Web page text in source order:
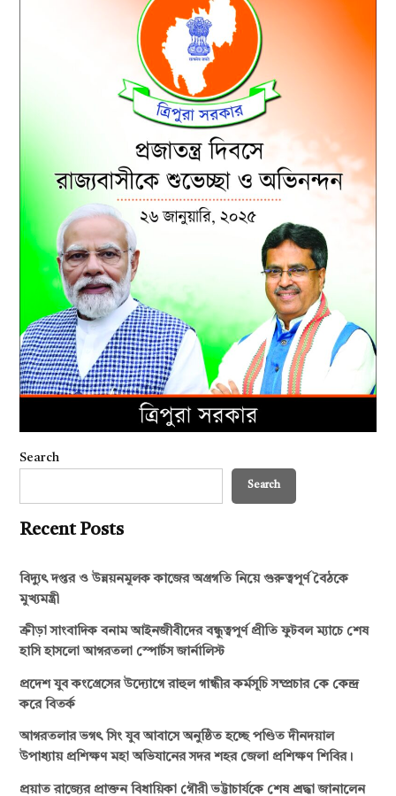
Search
Search
Recent Posts
বিদ্যুৎ দপ্তর ও উন্নয়নমূলক কাজের অগ্রগতি নিয়ে গুরুত্বপূর্ণ বৈঠকে
মুখ্যমন্ত্রী
ক্রীড়া সাংবাদিক বনাম আইনজীবীদের বন্ধুত্বপূর্ণ প্রীতি ফুটবল ম্যাচে শেষ
হাসি হাসলো আগরতলা স্পোর্টস জার্নালিস্ট
প্রদেশ যুব কংগ্রেসের উদ্যোগে রাহুল গান্ধীর কর্মসূচি সম্প্রচার কে কেন্দ্র
করে বিতর্ক
আগরতলার ভগৎ সিং যুব আবাসে অনুষ্ঠিত হচ্ছে পণ্ডিত দীনদয়াল
উপাধ্যায় প্রশিক্ষণ মহা অভিযানের সদর শহর জেলা প্রশিক্ষণ শিবির।
প্রয়াত রাজ্যের প্রাক্তন বিধায়িকা গৌরী ভট্টাচার্যকে শেষ শ্রদ্ধা জানালেন